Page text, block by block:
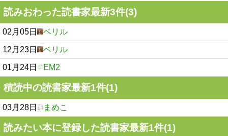
読みおわった読書家最新3件(3)
02月05日 ベリル
12月23日 ベリル
01月24日 EM2
積読中の読書家最新1件(1)
03月28日 まめこ
読みたい本に登録した読書家最新1件(1)